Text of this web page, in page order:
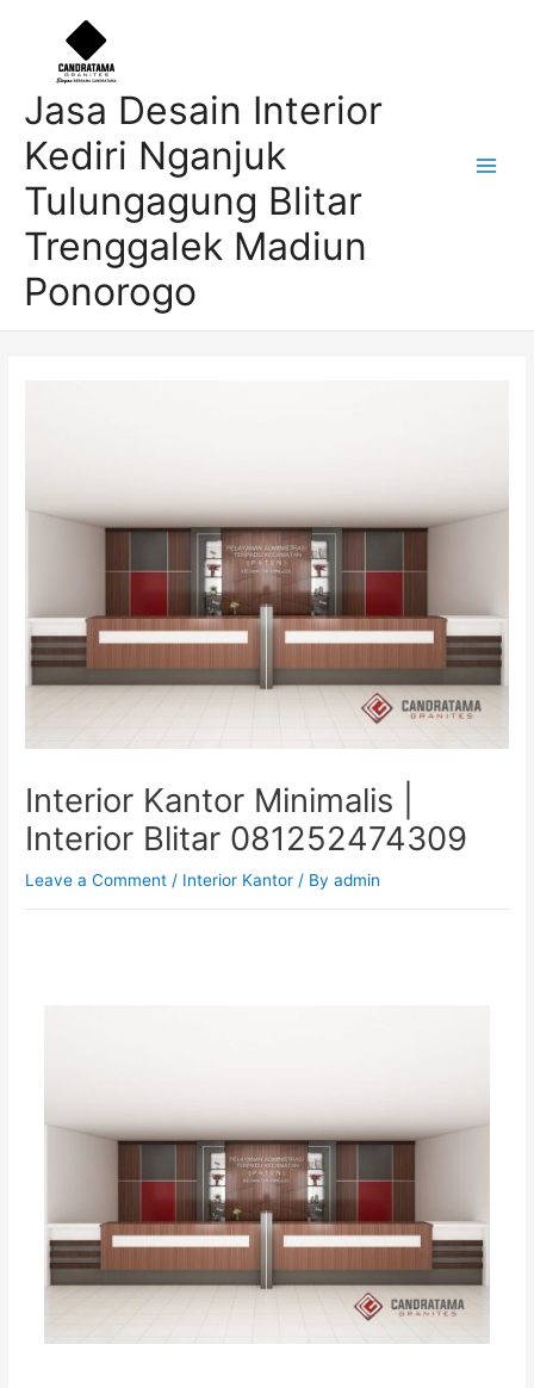
Jasa Desain Interior
Kediri Nganjuk
Tulungagung Blitar
Trenggalek Madiun
Ponorogo
Interior Kantor Minimalis |
Interior Blitar 081252474309
Leave a Comment / Interior Kantor / Byadmin
navigation